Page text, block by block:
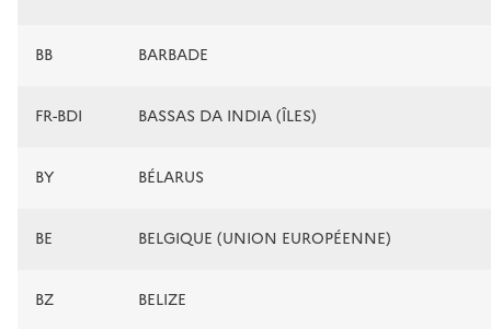
BB BARBADE
FR-BDI BASSAS DA INDIA (ÎLES)
BY BÉLARUS
BE BELGIQUE (UNION EUROPÉENNE)
BZ BELIZE